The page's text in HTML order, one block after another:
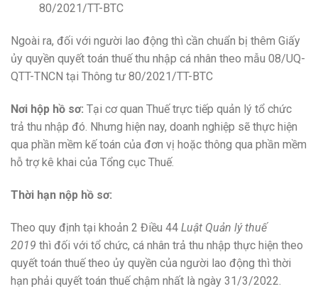
80/2021/TT-BTC
Ngoài ra, đối với người lao động thì cần chuẩn bị thêm Giấy
ủy quyền quyết toán thuế thu nhập cá nhân theo mẫu 08/UQ-
QTT-TNCN tại Thông tư 80/2021/TT-BTC
Nơi hộp hồ sơ: Tại cơ quan Thuế trực tiếp quản lý tổ chức
trả thu nhập đó. Nhưng hiện nay, doanh nghiệp sẽ thực hiện
qua phần mềm kế toán của đơn vị hoặc thông qua phần mềm
hỗ trợ kê khai của Tổng cục Thuế.
Thời hạn nộp hồ sơ:
Theo quy định tại khoản 2 Điều 44 Luật Quản lý thuế
2019 thì đối với tổ chức, cá nhân trả thu nhập thực hiện theo
quyết toán thuế theo ủy quyền của người lao động thì thời
hạn phải quyết toán thuế chậm nhất là ngày 31/3/2022.